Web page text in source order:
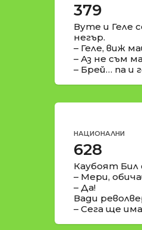
379
Вуте и Геле
негър.
– Геле, виж
– Аз не съм
– Брей… па и
НАЦИОНАЛНИ
628
Каубоят Бил
– Мери,
– Да!
Вади
– Сега ще